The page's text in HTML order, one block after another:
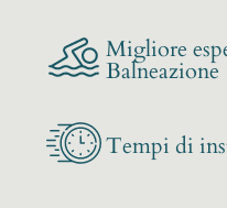
Migliore
Balneazione
Tempi di